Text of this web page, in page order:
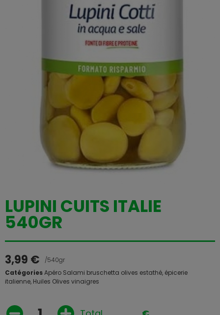
LUPINI CUITS ITALIE
540GR
3,99 €
/540gr
CatégoriesApéro Salami bruschetta olives estathé, épicerie
italienne, Huiles Olives vinaigres